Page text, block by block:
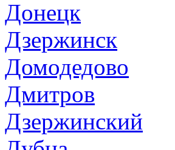
Донецк
Дзержинск
Домодедово
Дмитров
Дзержинский